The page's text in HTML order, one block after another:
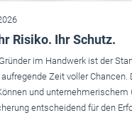
Risiko. Ihr Schutz.
im Handwerk ist der
Zeit voller Chancen.
und unternehmerischem
entscheidend für den